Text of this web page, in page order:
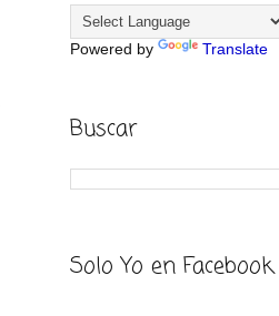
Powered by Translate
Buscar
Solo Yo en Facebook